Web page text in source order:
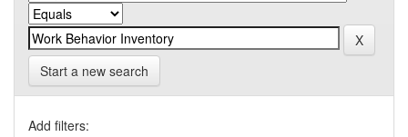
Start a new search
Add filters: